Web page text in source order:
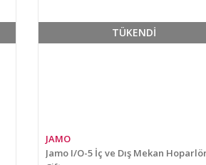
TÜKENDİ
JAMO
Jamo I/O-5 İç ve Dış Mekan